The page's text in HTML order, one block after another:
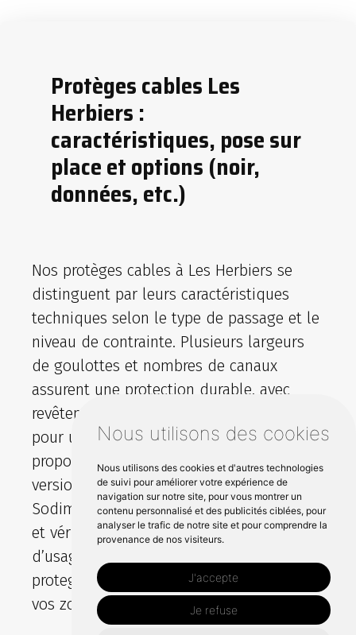
Nous utilisons des cookies
Nous utilisons des cookies et d'autres technologies
de suivi pour améliorer votre expérience de
navigation sur notre site, pour vous montrer un
contenu personnalisé et des publicités ciblées, pour
analyser le trafic de notre site et pour comprendre la
provenance de nos visiteurs.
J'accepte
Je refuse
Protèges cables Les
Herbiers :
caractéristiques, pose sur
place et options (noir,
données, etc.)
Nos protèges cables à Les Herbiers se
distinguent par leurs caractéristiques
techniques selon le type de passage et le
niveau de contrainte. Plusieurs largeurs
de goulottes et nombres de canaux
assurent une protection durable, avec
revêtement antidérapant et rampe d’accès
pour une circulation fluide. Nous
proposons des finitions noir et des
versions adaptées aux câbles de donnees.
Sodimar peut organiser la pose sur place
et vérifier la bonne tenue en zone
d’usage, pour que vos lignes restent
protegees et facilement identifiables sur
vos zones de travail.